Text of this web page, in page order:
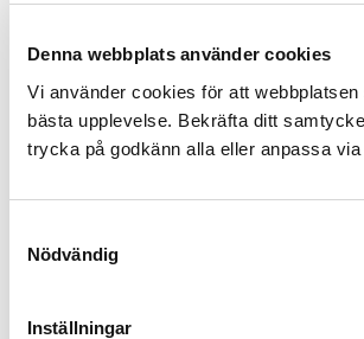
Denna webbplats använder cookies
Vi använder cookies för att
bästa upplevelse. Bekräfta ditt
trycka på godkänn alla eller anpassa via
Nödvändig
Inställningar
Tråd matchande +45,00kr
4 st Matchande Overlocktråd
Minsta beställning: 0.5 m